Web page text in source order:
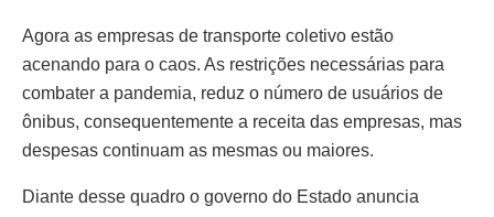
Agora as empresas de transporte coletivo estão
acenando para o caos. As restrições necessárias para
combater a pandemia, reduz o número de usuários de
ônibus, consequentemente a receita das empresas, mas
despesas continuam as mesmas ou maiores.
Diante desse quadro o governo do Estado anuncia